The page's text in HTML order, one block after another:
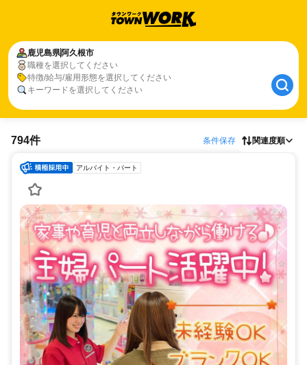
鹿児島県 阿久根市
職種を選択してください
特徴/給与/雇用形態を選択してください
キーワードを選択してください
794件 条件保存 関連度順
アルバイト・パート